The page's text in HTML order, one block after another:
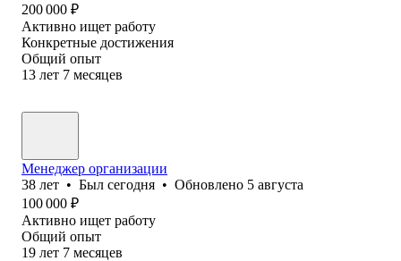
200 000 ₽
Активно ищет работу
Конкретные достижения
Общий опыт
13 лет 7 месяцев
Менеджер организации
38 лет • Был сегодня • Обновлено 5 августа
100 000 ₽
Активно ищет работу
Общий опыт
19 лет 7 месяцев